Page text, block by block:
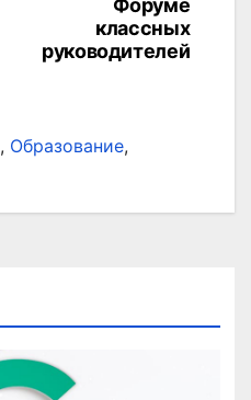
Форуме
классных
руководителей
, Образование,